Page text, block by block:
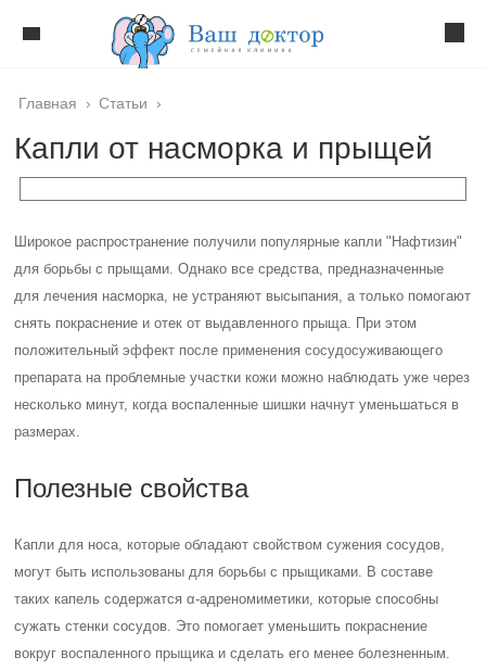
Главная › Статьи ›
Капли от насморка и прыщей
Широкое распространение получили популярные капли "Нафтизин"
для борьбы с прыщами. Однако все средства, предназначенные
для лечения насморка, не устраняют высыпания, а только помогают
снять покраснение и отек от выдавленного прыща. При этом
положительный эффект после применения сосудосуживающего
препарата на проблемные участки кожи можно наблюдать уже через
несколько минут, когда воспаленные шишки начнут уменьшаться в
размерах.
Полезные свойства
Капли для носа, которые обладают свойством сужения сосудов,
могут быть использованы для борьбы с прыщиками. В составе
таких капель содержатся α-адреномиметики, которые способны
сужать стенки сосудов. Это помогает уменьшить покраснение
вокруг воспаленного прыщика и сделать его менее болезненным.